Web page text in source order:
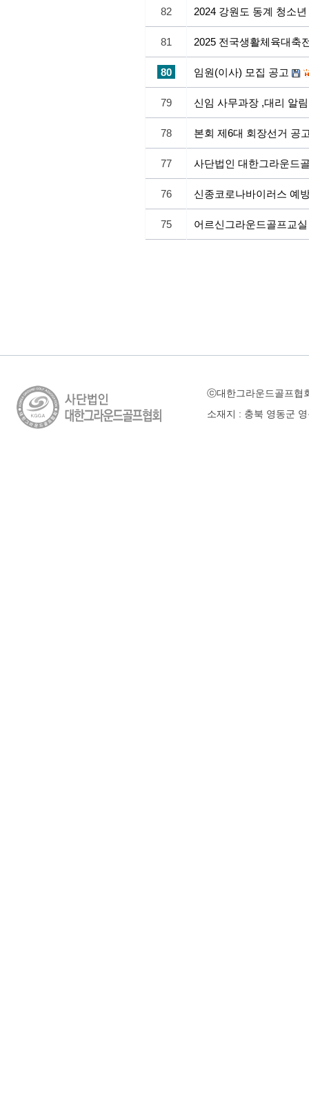
82 2024 강원도 동계 청소
81 2025 전국생활체육대축
80 임원(이사) 모집 공고
79 신임 사무과장 ,대리 알림
78 본회 제6대 회장선거 공
77 사단법인 대한그라운드
76 신종코로나바이러스 예
75 어르신그라운드골프교
ⓒ대한그라운드골프협
소재지 : 충북 영동군